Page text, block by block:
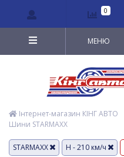
0
МЕНЮ
Інтернет-магазин КІНГ АВТО
Шини STARMAXX
STARMAXX H - 210 км/ч